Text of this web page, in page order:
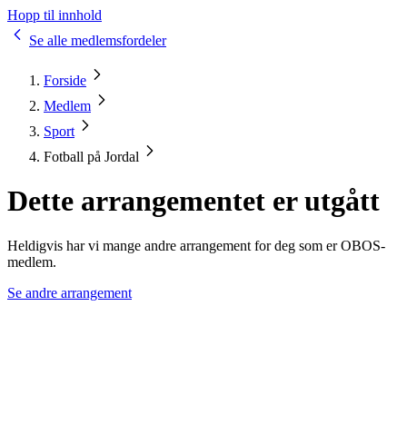
Hopp til innhold
Se alle medlemsfordeler
Forside
Medlem
Sport
Fotball på Jordal
Dette arrangementet er utgått
Heldigvis har vi mange andre arrangement for deg som er OBOS-
medlem.
Se andre arrangement